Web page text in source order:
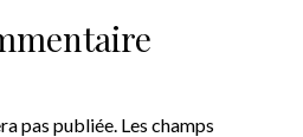
pas publiée. Les champs